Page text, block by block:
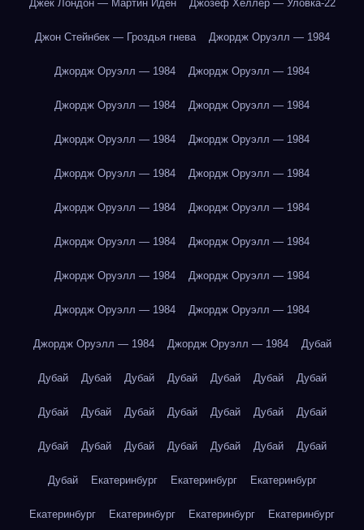
Джек Лондон — Мартин Иден Джозеф Хеллер — Уловка-22
Джон Стейнбек — Гроздья гнева Джордж Оруэлл — 1984
Джордж Оруэлл — 1984 Джордж Оруэлл — 1984
Джордж Оруэлл — 1984 Джордж Оруэлл — 1984
Джордж Оруэлл — 1984 Джордж Оруэлл — 1984
Джордж Оруэлл — 1984 Джордж Оруэлл — 1984
Джордж Оруэлл — 1984 Джордж Оруэлл — 1984
Джордж Оруэлл — 1984 Джордж Оруэлл — 1984
Джордж Оруэлл — 1984 Джордж Оруэлл — 1984
Джордж Оруэлл — 1984 Джордж Оруэлл — 1984
Джордж Оруэлл — 1984 Джордж Оруэлл — 1984 Дубай
Дубай Дубай Дубай Дубай Дубай Дубай Дубай
Дубай Дубай Дубай Дубай Дубай Дубай Дубай
Дубай Дубай Дубай Дубай Дубай Дубай Дубай
Дубай Екатеринбург Екатеринбург Екатеринбург
Екатеринбург Екатеринбург Екатеринбург Екатеринбург